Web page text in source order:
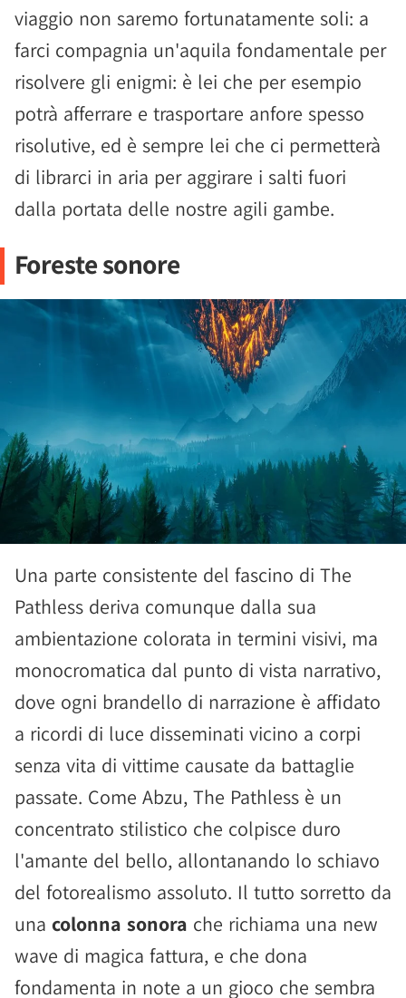
viaggio non saremo fortunatamente soli: a
farci compagnia un'aquila fondamentale per
risolvere gli enigmi: è lei che per esempio
potrà afferrare e trasportare anfore spesso
risolutive, ed è sempre lei che ci permetterà
di librarci in aria per aggirare i salti fuori
dalla portata delle nostre agili gambe.
Foreste sonore
Una parte consistente del fascino di The
Pathless deriva comunque dalla sua
ambientazione colorata in termini visivi, ma
monocromatica dal punto di vista narrativo,
dove ogni brandello di narrazione è affidato
a ricordi di luce disseminati vicino a corpi
senza vita di vittime causate da battaglie
passate. Come Abzu, The Pathless è un
concentrato stilistico che colpisce duro
l'amante del bello, allontanando lo schiavo
del fotorealismo assoluto. Il tutto sorretto da
una colonna sonora che richiama una new
wave di magica fattura, e che dona
fondamenta in note a un gioco che sembra